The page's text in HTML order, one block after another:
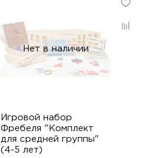
Нет в наличии
Игровой набор
Фребеля "Комплект
для средней группы"
(4-5 лет)